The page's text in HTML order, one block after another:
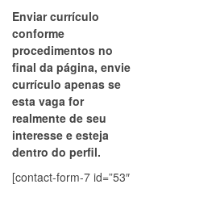
Enviar currículo
conforme
procedimentos no
final da página, envie
currículo apenas se
esta vaga for
realmente de seu
interesse e esteja
dentro do perfil.
[contact-form-7 id=”53″